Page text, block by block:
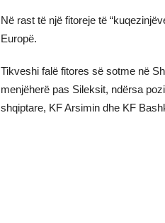
Në rast të një fitoreje të
Europë.
Tikveshi falë fitores së sotme në
menjëherë pas Sileksit, ndërsa
shqiptare, KF Arsimin dhe KF